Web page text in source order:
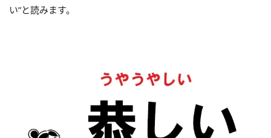
い”と読みます。